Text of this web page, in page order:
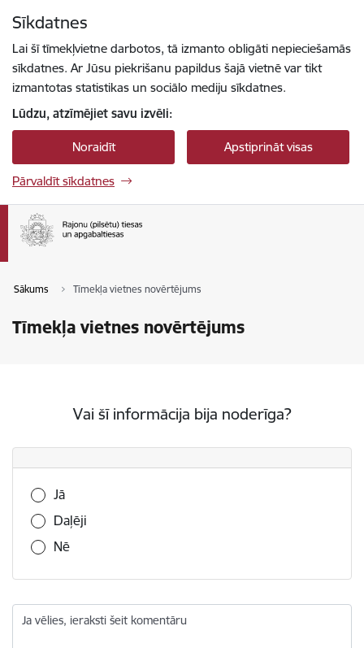
Sīkdatnes
Lai šī tīmekļvietne darbotos, tā izmanto obligāti nepieciešamās
sīkdatnes. Ar Jūsu piekrišanu papildus šajā vietnē var tikt
izmantotas statistikas un sociālo mediju sīkdatnes.
Lūdzu, atzīmējiet savu izvēli:
Noraidīt Apstiprināt visas
Pārvaldīt sīkdatnes
Sākums Tīmekļa vietnes novērtējums
Tīmekļa vietnes novērtējums
Vai šī informācija bija noderīga?
Vai šī informācija bija noderīga?
Jā
Daļēji
Nē
Ja vēlies, ieraksti šeit komentāru